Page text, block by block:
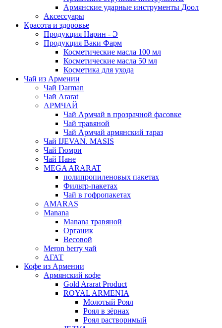
Армянские ударные инструменты Доол
Аксессуары
Красота и здоровье
Продукция Нарин - Э
Продукция Ваки Фарм
Косметические масла 100 мл
Косметические масла 50 мл
Косметика для ухода
Чай из Армении
Чай Darman
Чай Ararat
АРМЧАЙ
Чай Армчай в прозрачной фасовке
Чай травяной
Чай Армчай армянский тараз
Чай IJEVAN. MASIS
Чай Гюмри
Чай Нане
MEGA ARARAT
полипропиленовых пакетах
Фильтр-пакетах
Чай в гофропакетах
AMARAS
Manana
Manana травяной
Органик
Весовой
Meron berry чай
АГАТ
Кофе из Армении
Армянский кофе
Gold Ararat Product
ROYAL ARMENIA
Молотый Роял
Роял в зёрнах
Роял растворимый